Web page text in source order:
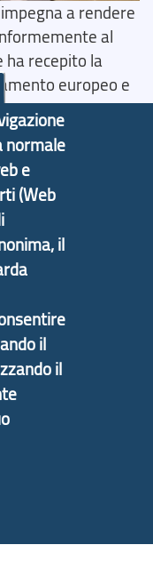
a rendere
al
ha recepito la
europeo e
sviluppo locale
a
Interne
economico
fornisce
con Regione
normale
e
(Web
il
il
il